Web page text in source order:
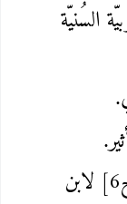
السُنيّة
.
.
وقفة عند كتاب [الكامل في التأريخ: ج6] لابن